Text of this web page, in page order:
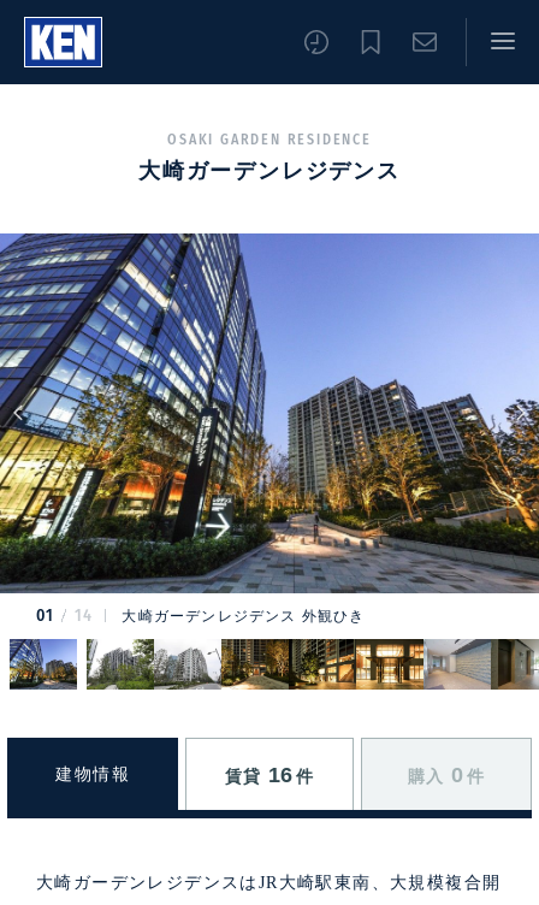
OSAKI GARDEN RESIDENCE
大崎ガーデンレジデンス
01 14 大崎ガーデンレジデンス 外観ひき
建物情報 賃貸 16 件 購入 0 件
大崎ガーデンレジデンスはJR大崎駅東南、大規模複合開